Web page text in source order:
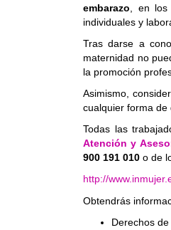
embarazo , en
individuales y
Tras darse a
maternidad no
la promoción
Asimismo,
cualquier forma de
Todas las
Atención y
900 191 010 o de
http://
Obtendrás
Derechos